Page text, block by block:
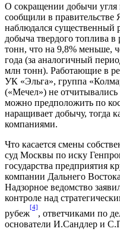
О сокращении добычи угля
сообщили в правительстве
наблюдался существенный
добыча твердого топлива в
тонн, что на 9,8% меньше,
года (за аналогичный
млн тонн). Работающие в
УК «Эльга», группа
(«Мечел») не
можно предположить по
наращивает добычу, тогда
компаниями.
Что касается смены
суд Москвы по иску
государства предприятия
компании Дальнего
Надзорное ведомство
контроле над
рубеж
[4]
, ответчиками по
основатели И.Сандлер и